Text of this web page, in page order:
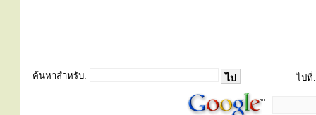
ค้นหาสำหรับ: ไปที่: